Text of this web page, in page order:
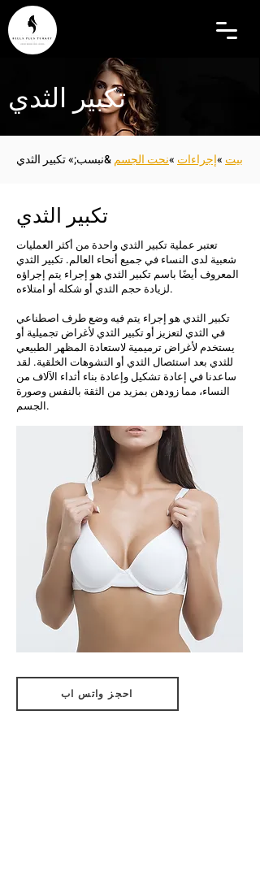
تكبير الثدي
بيت »إجراءات »نحت الجسم&نبسب;» تكبير الثدي
تكبير الثدي
تعتبر عملية تكبير الثدي واحدة من أكثر العمليات
شعبية لدى النساء في جميع أنحاء العالم. تكبير الثدي
المعروف أيضًا باسم تكبير الثدي هو إجراء يتم إجراؤه
لزيادة حجم الثدي أو شكله أو امتلاءه.
تكبير الثدي هو إجراء يتم فيه وضع طرف اصطناعي
في الثدي لتعزيز أو تكبير الثدي لأغراض تجميلية أو
يستخدم لأغراض ترميمية لاستعادة المظهر الطبيعي
للثدي بعد استئصال الثدي أو التشوهات الخلقية. لقد
ساعدنا في إعادة تشكيل وإعادة بناء أثداء الآلاف من
النساء، مما زودهن بمزيد من الثقة بالنفس وصورة
الجسم.
احجز واتس اب